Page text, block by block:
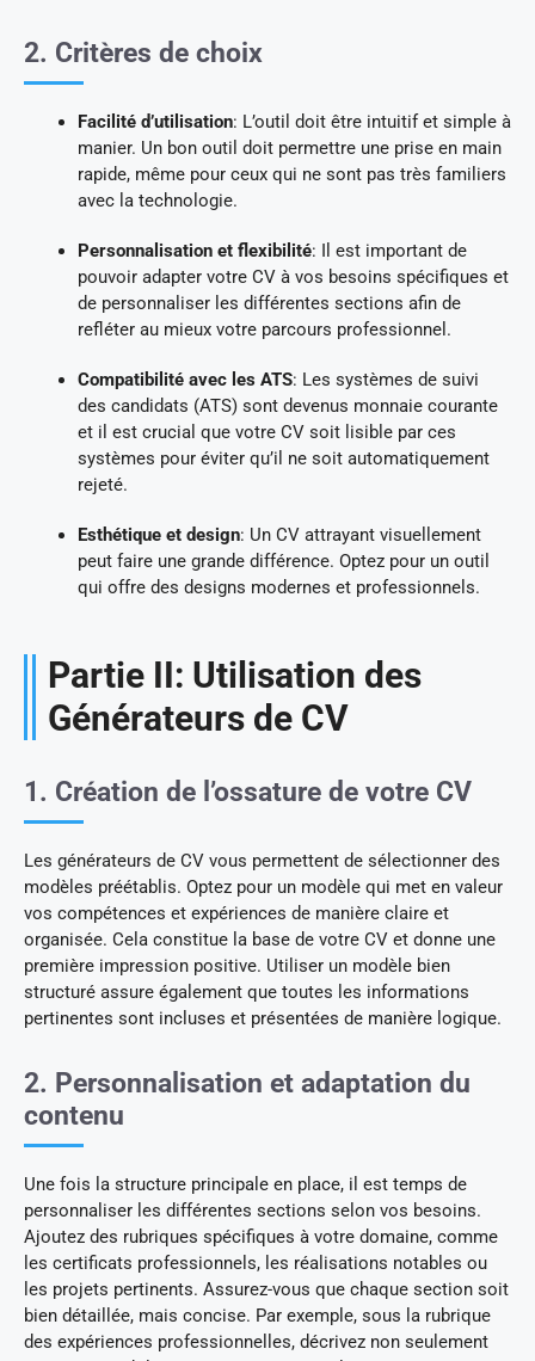
2. Critères de choix
Facilité d’utilisation: L’outil doit être intuitif et simple à
manier. Un bon outil doit permettre une prise en main
rapide, même pour ceux qui ne sont pas très familiers
avec la technologie.
Personnalisation et flexibilité: Il est important de
pouvoir adapter votre CV à vos besoins spécifiques et
de personnaliser les différentes sections afin de
refléter au mieux votre parcours professionnel.
Compatibilité avec les ATS: Les systèmes de suivi
des candidats (ATS) sont devenus monnaie courante
et il est crucial que votre CV soit lisible par ces
systèmes pour éviter qu’il ne soit automatiquement
rejeté.
Esthétique et design: Un CV attrayant visuellement
peut faire une grande différence. Optez pour un outil
qui offre des designs modernes et professionnels.
Partie II: Utilisation des
Générateurs de CV
1. Création de l’ossature de votre CV
Les générateurs de CV vous permettent de sélectionner des
modèles préétablis. Optez pour un modèle qui met en valeur
vos compétences et expériences de manière claire et
organisée. Cela constitue la base de votre CV et donne une
première impression positive. Utiliser un modèle bien
structuré assure également que toutes les informations
pertinentes sont incluses et présentées de manière logique.
2. Personnalisation et adaptation du
contenu
Une fois la structure principale en place, il est temps de
personnaliser les différentes sections selon vos besoins.
Ajoutez des rubriques spécifiques à votre domaine, comme
les certificats professionnels, les réalisations notables ou
les projets pertinents. Assurez-vous que chaque section soit
bien détaillée, mais concise. Par exemple, sous la rubrique
des expériences professionnelles, décrivez non seulement